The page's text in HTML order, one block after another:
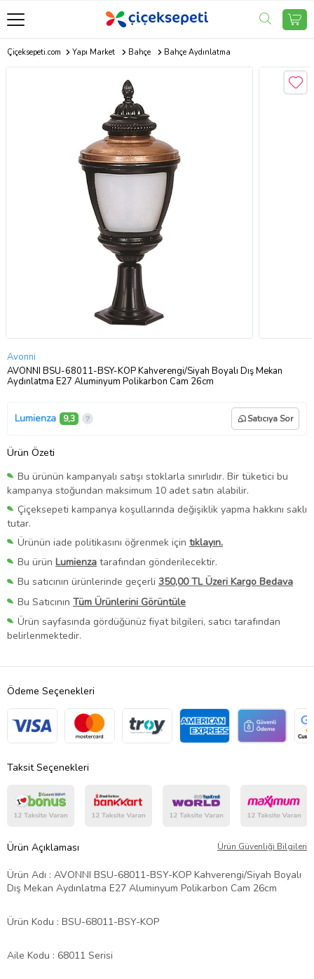
Çiçeksepeti.com Yapı Market Bahçe Bahçe Aydınlatma
Avonni
AVONNI BSU-68011-BSY-KOP Kahverengi/Siyah Boyalı Dış Mekan
Aydınlatma E27 Aluminyum Polikarbon Cam 26cm
Lumienza 9,3 Satıcıya Sor
Ürün Özeti
Bu ürünün kampanyalı satışı stoklarla sınırlıdır. Bir tüketici bu
kampanya stoğundan maksimum 10 adet satın alabilir.
Çiçeksepeti kampanya koşullarında değişiklik yapma hakkını saklı
tutar.
Ürünün iade politikasını öğrenmek için tıklayın.
Bu ürün Lumienza tarafından gönderilecektir.
Bu satıcının ürünlerinde geçerli 350,00 TL Üzeri Kargo Bedava
Bu Satıcının Tüm Ürünlerini Görüntüle
Ürün sayfasında gördüğünüz fiyat bilgileri, satıcı tarafından
belirlenmektedir.
Ödeme Seçenekleri
Taksit Seçenekleri
Ürün Açıklaması Ürün Güvenliği Bilgileri
Ürün Adı : AVONNI BSU-68011-BSY-KOP Kahverengi/Siyah Boyalı
Dış Mekan Aydınlatma E27 Aluminyum Polikarbon Cam 26cm
Ürün Kodu : BSU-68011-BSY-KOP
Aile Kodu : 68011 Serisi